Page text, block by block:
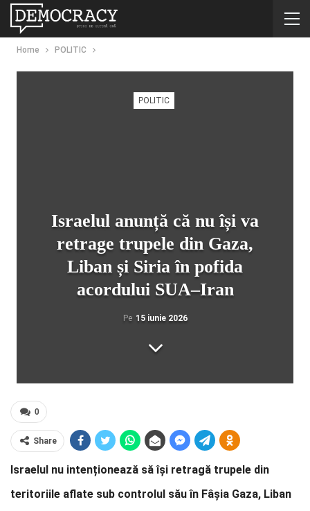
Home POLITIC
POLITIC
Israelul anunță că nu își va
retrage trupele din Gaza,
Liban și Siria în pofida
acordului SUA–Iran
Pe 15 iunie 2026
0
Share
Israelul nu intenționează să își retragă trupele din
teritoriile aflate sub controlul său în Fâșia Gaza, Liban